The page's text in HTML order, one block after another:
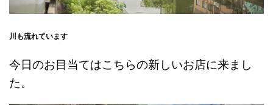
川も流れています
今日のお目当てはこちらの新しいお店に来まし
た。